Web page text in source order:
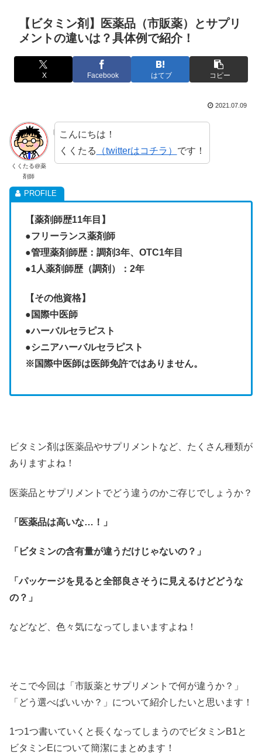
【ビタミン剤】医薬品（市販薬）とサプリ
メントの違いは？具体例で紹介！
X Facebook はてブ コピー
2021.07.09
くくたる@薬
剤師
こんにちは！
くくたる （twitterはコチラ） です！
【薬剤師歴11年目】
●フリーランス薬剤師
●管理薬剤師歴：調剤3年、OTC1年目
●1人薬剤師歴（調剤）：2年
【その他資格】
● 国際中医師
●ハーバルセラピスト
●シニアハーバルセラピスト
※国際中医師は医師免許ではありません。
ビタミン剤は医薬品やサプリメントなど、たくさん種類が
ありますよね！
医薬品とサプリメントでどう違うのかご存じでしょうか？
「医薬品は高いな…！」
「ビタミンの含有量が違うだけじゃないの？」
「パッケージを見ると全部良さそうに見えるけどどうな
の？」
などなど、色々気になってしまいますよね！
そこで今回は「市販薬とサプリメントで何が違うか？」
「どう選べばいいか？」について紹介したいと思います！
1つ1つ書いていくと長くなってしまうのでビタミンB1と
ビタミンEについて簡潔にまとめます！